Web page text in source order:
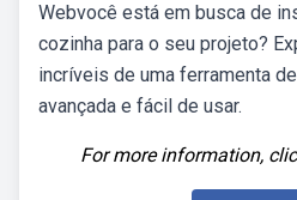
Webvocê está em busca de
cozinha para o seu projeto?
incríveis de uma ferramenta
avançada e fácil de usar.
For more information,